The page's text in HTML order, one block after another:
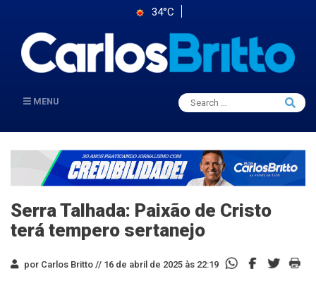
34°C
MENU
Search
for:
Search
Serra Talhada: Paixão de Cristo
terá tempero sertanejo
por Carlos Britto // 16 de abril de 2025 às 22:19